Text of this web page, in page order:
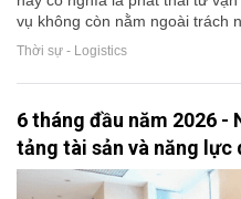
vụ không còn nằm ngoài trách
Thời sự - Logistics
6 tháng đầu năm 2026 -
tảng tài sản và năng lực